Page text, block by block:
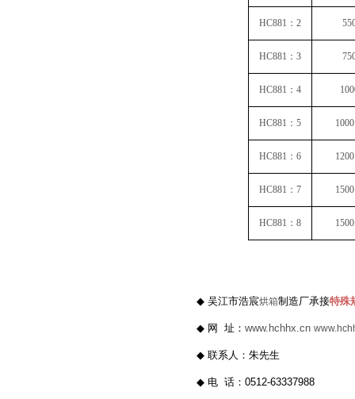
HC881 ： 2
HC881 ： 3
HC881 ： 4
HC881 ： 5
HC881 ： 6
HC881 ： 7
HC881 ： 8
◆ 吴江市浩宸烘箱制造厂承接特殊
◆ 网 址： www.hchhx.cn
◆ 联系人：朱先生
◆ 电 话： 0512-63337988